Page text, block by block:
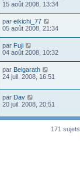
15 août 2008, 13:34
par eikichi_77
05 août 2008, 21:34
par Fuji
04 août 2008, 10:32
par Belgarath
24 juil. 2008, 16:51
par Dav
20 juil. 2008, 20:51
171 sujets